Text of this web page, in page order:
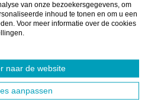
van onze bezoekersgegevens, om
inhoud te tonen en om u een
Voor meer informatie over de cookies
naar de website
aanpassen
moet helpen
NIEUWS